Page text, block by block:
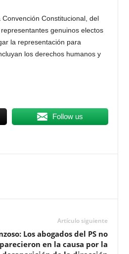
Constitucional, del
genuinos electos
la representación para
los derechos humanos y
Follow us
Artículo siguiente
Los abogados del PS no
en la causa por la